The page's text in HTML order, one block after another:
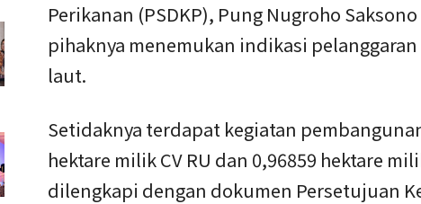
Perikanan (PSDKP), Pung Nugroho
pihaknya menemukan indikasi
laut.
Setidaknya terdapat kegiatan
hektare milik CV RU dan 0,96859 hektare
dilengkapi dengan dokumen Persetujuan